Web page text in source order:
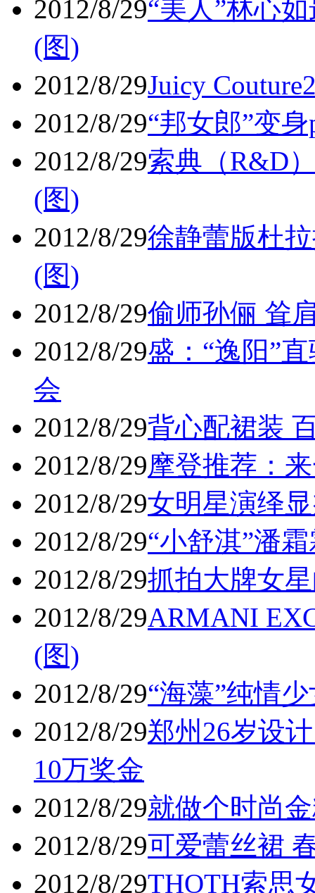
2012/8/29“美人”林心
(图)
2012/8/29Juicy
2012/8/29“邦女郎”变
2012/8/29索典（R&D
(图)
2012/8/29徐静蕾版杜
(图)
2012/8/29偷师孙俪 耸
2012/8/29盛：“逸阳”
会
2012/8/29背心配裙装
2012/8/29摩登推荐：
2012/8/29女明星演绎
2012/8/29“小舒淇”潘
2012/8/29抓拍大牌女
2012/8/29ARMANI
(图)
2012/8/29“海藻”纯情
2012/8/29郑州26岁设
10万奖金
2012/8/29就做个时尚
2012/8/29可爱蕾丝裙
2012/8/29THOTH索思